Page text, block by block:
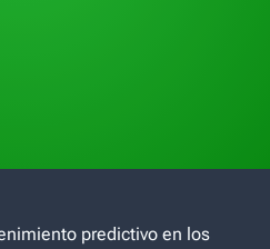
predictivo en los